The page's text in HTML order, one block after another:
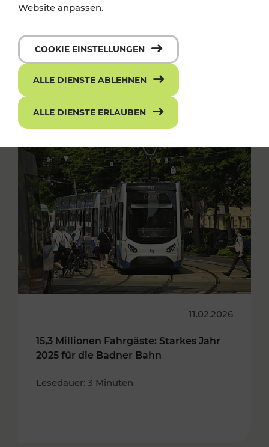
11.02.2026
15,3 Millionen Fahrgäste: Starkes Jahr
2025 für die Badner Bahn
Lesedauer: 3 Minuten
Website anpassen.
COOKIE EINSTELLUNGEN
ALLE DIENSTE ABLEHNEN
ALLE DIENSTE ERLAUBEN